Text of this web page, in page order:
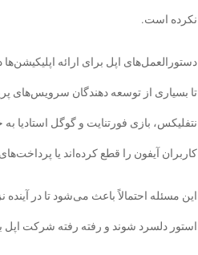
نکرده است.
تا بسیاری از توسعه دهندگان سرویس‌های
نتفلیکس، بازی فورتنایت و گوگل استادیا
کاربران آیفون را قطع کرده‌اند یا
این مسئله احتمالاً باعث می‌شود تا در
استور دلسرد شوند و رفته رفته شرکت